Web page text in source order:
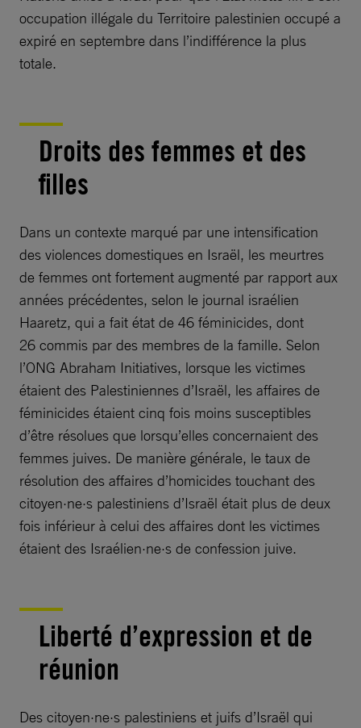
occupation illégale du Territoire palestinien occupé a
expiré en septembre dans l’indifférence la plus
totale.
Droits des femmes et des
filles
Dans un contexte marqué par une intensification
des violences domestiques en Israël, les meurtres
de femmes ont fortement augmenté par rapport aux
années précédentes, selon le journal israélien
Haaretz, qui a fait état de 46 féminicides, dont
26 commis par des membres de la famille. Selon
l’ONG Abraham Initiatives, lorsque les victimes
étaient des Palestiniennes d’Israël, les affaires de
féminicides étaient cinq fois moins susceptibles
d’être résolues que lorsqu’elles concernaient des
femmes juives. De manière générale, le taux de
résolution des affaires d’homicides touchant des
citoyen·ne·s palestiniens d’Israël était plus de deux
fois inférieur à celui des affaires dont les victimes
étaient des Israélien·ne·s de confession juive.
Liberté d’expression et de
réunion
Des citoyen·ne·s palestiniens et juifs d’Israël qui